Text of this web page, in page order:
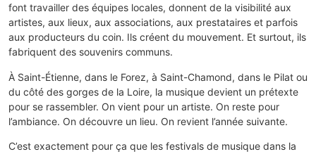
font travailler des équipes locales, donnent de la visibilité aux
artistes, aux lieux, aux associations, aux prestataires et parfois
aux producteurs du coin. Ils créent du mouvement. Et surtout, ils
fabriquent des souvenirs communs.
À Saint-Étienne, dans le Forez, à Saint-Chamond, dans le Pilat ou
du côté des gorges de la Loire, la musique devient un prétexte
pour se rassembler. On vient pour un artiste. On reste pour
l’ambiance. On découvre un lieu. On revient l’année suivante.
C’est exactement pour ça que les festivals de musique dans la